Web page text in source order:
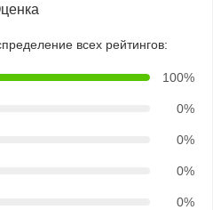
всех рейтингов:
100%
0%
0%
0%
0%